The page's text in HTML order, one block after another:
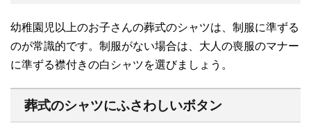
幼稚園児以上のお子さんの葬式のシャツは、制服に準ずる
のが常識的です。制服がない場合は、大人の喪服のマナー
に準ずる襟付きの白シャツを選びましょう。
葬式のシャツにふさわしいボタン